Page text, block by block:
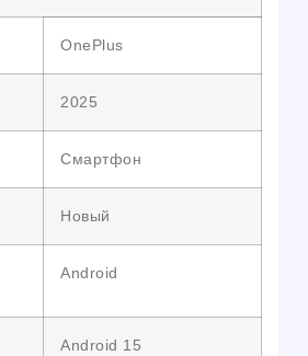
OnePlus
2025
Смартфон
Новый
Android
Android 15